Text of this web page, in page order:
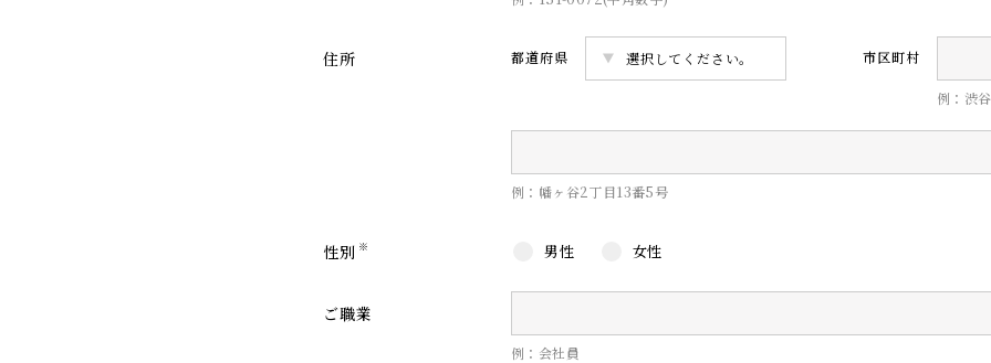
住所 都道府県 市区町村
例：渋
例：幡ヶ谷2丁目13番5号
性別 ※ 男性 女性
ご職業
例：会社員